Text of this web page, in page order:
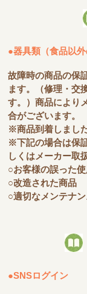
●器具類（食品以
故障時の商品の保
ます。（修理・交
す。）商品により
合がございます。
※商品到着しまし
※下記の場合は保
しくはメーカー取
○お客様の誤った
○改造された商品
○適切なメンテナ
●SNSログイン